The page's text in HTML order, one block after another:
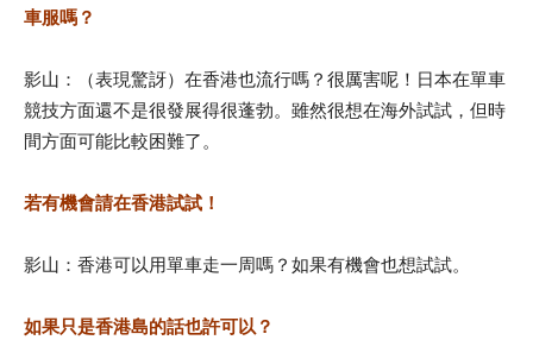
車服嗎？
影山：（表現驚訝）在香港也流行嗎？很厲害呢！日本在單車
競技方面還不是很發展得很蓬勃。雖然很想在海外試試，但時
間方面可能比較困難了。
若有機會請在香港試試！
影山：香港可以用單車走一周嗎？如果有機會也想試試。
如果只是香港島的話也許可以？